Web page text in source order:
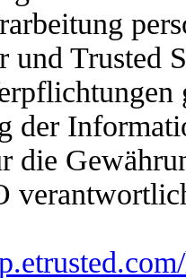
und Trusted
der
die